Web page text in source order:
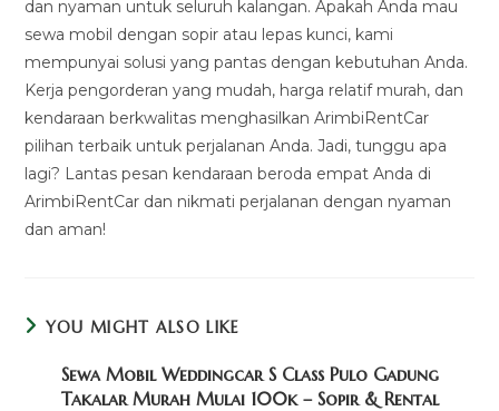
dan nyaman untuk seluruh kalangan. Apakah Anda mau
sewa mobil dengan sopir atau lepas kunci, kami
mempunyai solusi yang pantas dengan kebutuhan Anda.
Kerja pengorderan yang mudah, harga relatif murah, dan
kendaraan berkwalitas menghasilkan ArimbiRentCar
pilihan terbaik untuk perjalanan Anda. Jadi, tunggu apa
lagi? Lantas pesan kendaraan beroda empat Anda di
ArimbiRentCar dan nikmati perjalanan dengan nyaman
dan aman!
YOU MIGHT ALSO LIKE
Sewa Mobil Weddingcar S Class Pulo Gadung
Takalar Murah Mulai 100k – Sopir & Rental